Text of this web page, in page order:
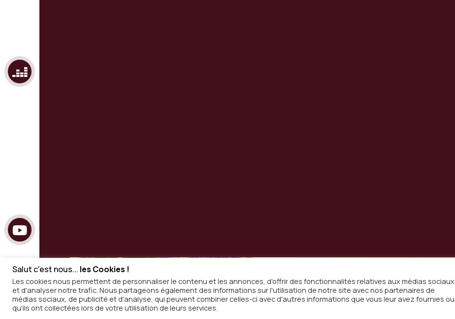
Inscription à
Salut c'est nous... les Cookies !
Les cookies nous permettent de personnaliser le contenu et les annonces, d'offrir des fonctionnalités relatives aux médias sociaux
et d'analyser notre trafic. Nous partageons également des informations sur l'utilisation de notre site avec nos partenaires de
médias sociaux, de publicité et d'analyse, qui peuvent combiner celles-ci avec d'autres informations que vous leur avez fournies ou
qu'ils ont collectées lors de votre utilisation de leurs services.